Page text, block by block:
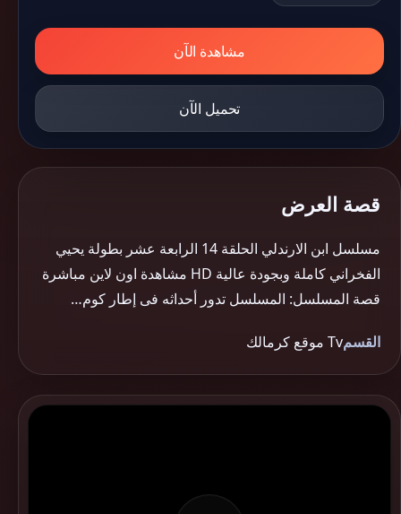
مشاهدة الآن
تحميل الآن
قصة العرض
مسلسل ابن الارندلي الحلقة 14 الرابعة عشر بطولة يحيي
الفخراني كاملة وبجودة عالية HD مشاهدة اون لاين مباشرة
قصة المسلسل: المسلسل تدور أحداثه فى إطار كوم…
القسمTv موقع كرمالك